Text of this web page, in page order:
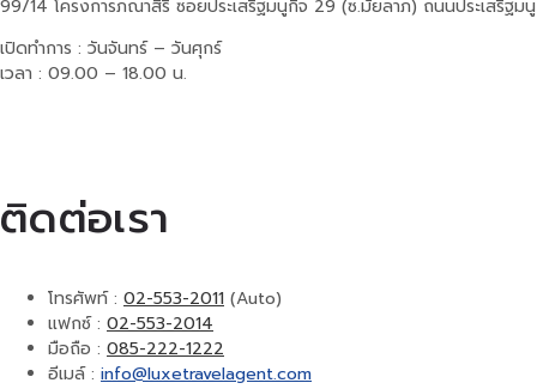
99/14 โครงการภณาสิริ ซอยประเสริฐมนูกิจ 29 (ซ.มัยลาภ) ถนนประเสริฐ
เปิดทำการ : วันจันทร์ – วันศุกร์
เวลา : 09.00 – 18.00 น.
ติดต่อเรา
โทรศัพท์ : 02-553-2011 (Auto)
แฟกซ์ : 02-553-2014
มือถือ : 085-222-1222
อีเมล์ : info@luxetravelagent.com